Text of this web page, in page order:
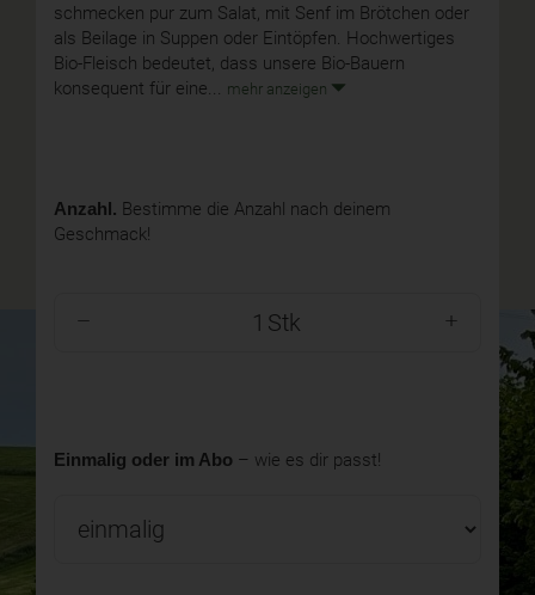
schmecken pur zum Salat, mit Senf im Brötchen oder
als Beilage in Suppen oder Eintöpfen. Hochwertiges
Bio-Fleisch bedeutet, dass unsere Bio-Bauern
konsequent für eine...
mehr anzeigen
Anzahl. Bestimme die Anzahl nach deinem
Geschmack!
Stk
Einmalig oder im Abo – wie es dir passt!